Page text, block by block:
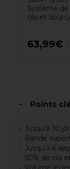
Système
cils et
63,99€
Points
Jusqu'à 10
Bande
Jusqu'à 6
50% de cils